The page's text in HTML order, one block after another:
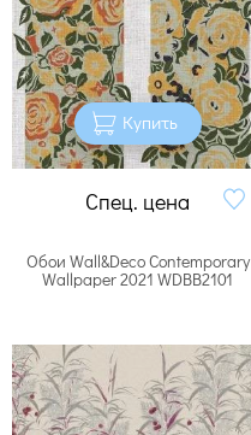
Купить
Спец. цена
Обои Wall&Deco Contemporary
Wallpaper 2021 WDBB2101